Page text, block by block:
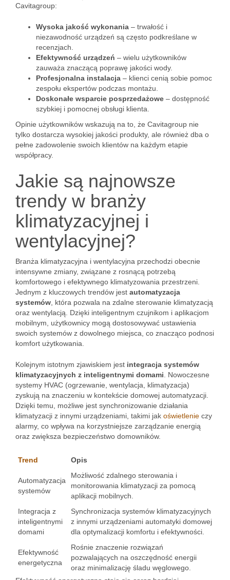
Cavitagroup:
Wysoka jakość wykonania – trwałość i
niezawodność urządzeń są często podkreślane w
recenzjach.
Efektywność urządzeń – wielu użytkowników
zauważa znaczącą poprawę jakości wody.
Profesjonalna instalacja – klienci cenią sobie pomoc
zespołu ekspertów podczas montażu.
Doskonałe wsparcie posprzedażowe – dostępność
szybkiej i pomocnej obsługi klienta.
Opinie użytkowników wskazują na to, że Cavitagroup nie
tylko dostarcza wysokiej jakości produkty, ale również dba o
pełne zadowolenie swoich klientów na każdym etapie
współpracy.
Jakie są najnowsze
trendy w branży
klimatyzacyjnej i
wentylacyjnej?
Branża klimatyzacyjna i wentylacyjna przechodzi obecnie
intensywne zmiany, związane z rosnącą potrzebą
komfortowego i efektywnego klimatyzowania przestrzeni.
Jednym z kluczowych trendów jest automatyzacja
systemów , która pozwala na zdalne sterowanie klimatyzacją
oraz wentylacją. Dzięki inteligentnym czujnikom i aplikacjom
mobilnym, użytkownicy mogą dostosowywać ustawienia
swoich systemów z dowolnego miejsca, co znacząco podnosi
komfort użytkowania.
Kolejnym istotnym zjawiskiem jest integracja systemów
klimatyzacyjnych z inteligentnymi domami . Nowoczesne
systemy HVAC (ogrzewanie, wentylacja, klimatyzacja)
zyskują na znaczeniu w kontekście domowej automatyzacji.
Dzięki temu, możliwe jest synchronizowanie działania
klimatyzacji z innymi urządzeniami, takimi jak oświetlenie czy
alarmy, co wpływa na korzystniejsze zarządzanie energią
oraz zwiększa bezpieczeństwo domowników.
Trend Opis
Automatyzacja
systemów
Możliwość zdalnego sterowania i
monitorowania klimatyzacji za pomocą
aplikacji mobilnych.
Integracja z
inteligentnymi
domami
Synchronizacja systemów klimatyzacyjnych
z innymi urządzeniami automatyki domowej
dla optymalizacji komfortu i efektywności.
Efektywność
energetyczna
Rośnie znaczenie rozwiązań
pozwalających na oszczędność energii
oraz minimalizację śladu węglowego.